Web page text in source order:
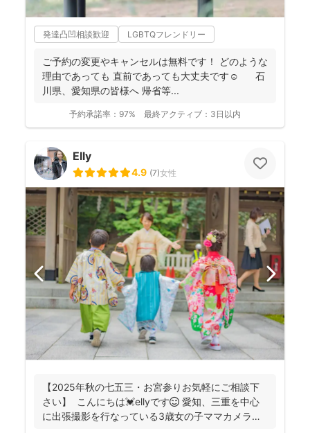
発達凸凹相談歓迎 LGBTQフレンドリー
ご予約の変更やキャンセルは無料です！ どのような
理由であっても 直前であっても大丈夫です☺️ 石
川県、愛知県の皆様へ 帰省等...
予約承諾率： 97% 最終アクティブ： 3日以内
Elly
4.9 (7)女性
【2025年秋の七五三・お宮参りお気軽にご相談下
さい】 こんにちは💓ellyです😊 愛知、三重を中心
に出張撮影を行なっている3歳女の子ママカメラ